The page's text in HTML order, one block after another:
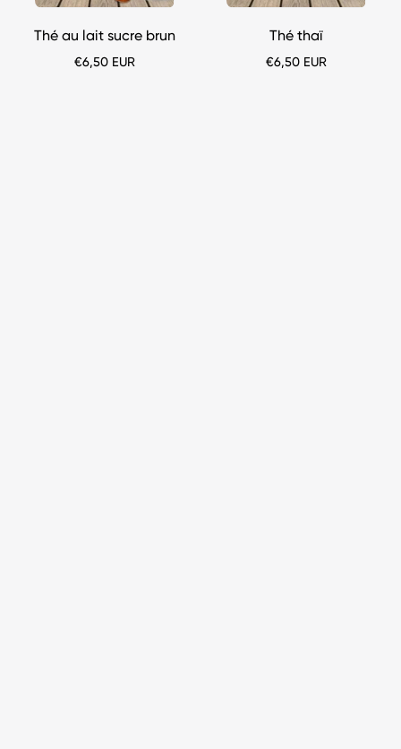
chana-
thai
Thé au lait sucre brun
€6,50 EUR
Thé thaï
€6,50 EUR